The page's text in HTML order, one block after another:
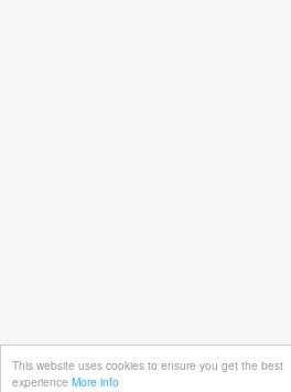
This website uses cookies to ensure you get the best
experience More info
© 2014-2017 Q.E.D. Karol Szklarski
Privacy
Advertise on this site